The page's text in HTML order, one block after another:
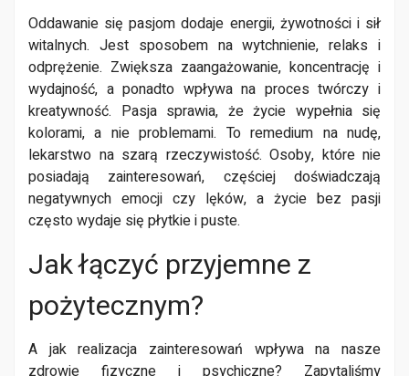
Oddawanie się pasjom dodaje energii, żywotności i sił
witalnych. Jest sposobem na wytchnienie, relaks i
odprężenie. Zwiększa zaangażowanie, koncentrację i
wydajność, a ponadto wpływa na proces twórczy i
kreatywność. Pasja sprawia, że życie wypełnia się
kolorami, a nie problemami. To remedium na nudę,
lekarstwo na szarą rzeczywistość. Osoby, które nie
posiadają zainteresowań, częściej doświadczają
negatywnych emocji czy lęków, a życie bez pasji
często wydaje się płytkie i puste.
Jak łączyć przyjemne z
pożytecznym?
A jak realizacja zainteresowań wpływa na nasze
zdrowie fizyczne i psychiczne? Zapytaliśmy